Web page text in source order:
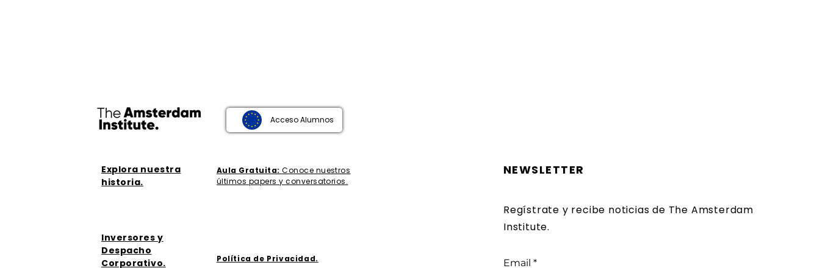
Acceso Alumnos
Explora nuestra
historia.
Aula Gratuita:Conoce nuestros
últimos papers y conversatorios.
Inversores y
Despacho
Corporativo.
Política de Privacidad.
NEWSLETTER
Regístrate y recibe noticias de The Amsterdam
Institute.
Email